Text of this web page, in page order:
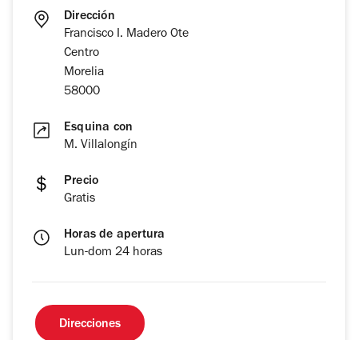
Dirección
Francisco I. Madero Ote
Centro
Morelia
58000
Esquina con
M. Villalongín
Precio
Gratis
Horas de apertura
Lun-dom 24 horas
Direcciones